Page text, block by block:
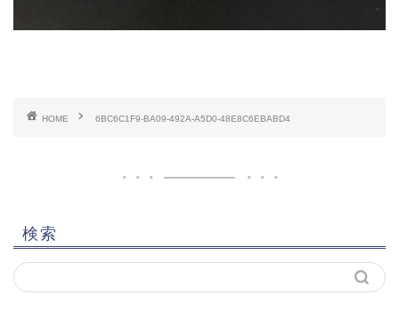
HOME 6BC6C1F9-BA09-492A-A5D0-48E8C6EBABD4
検索